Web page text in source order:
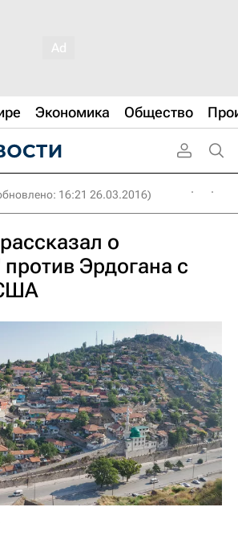
Экономика Общество
16:21 26.03.2016)
о
Эрдогана с